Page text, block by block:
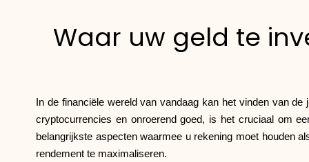
Deutsch
Waar uw geld te
In de financiële wereld van vandaag kan het vinden van
cryptocurrencies en onroerend goed, is het cruciaal om
belangrijkste aspecten waarmee u rekening moet houden
rendement te maximaliseren.